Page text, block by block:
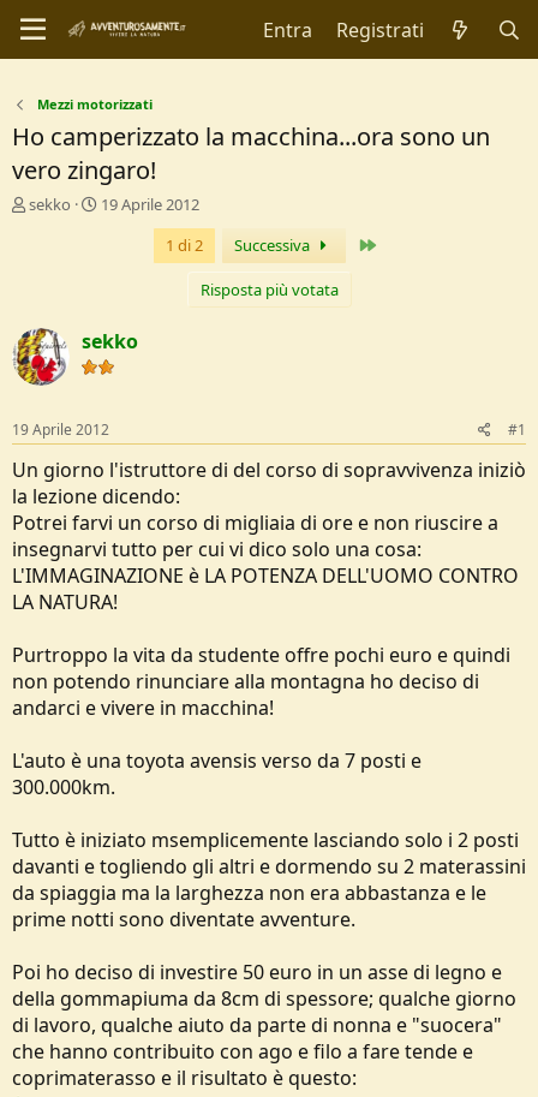
Entra Registrati
Mezzi motorizzati
Ho camperizzato la macchina...ora sono un
vero zingaro!
C
r
e
D
c
u
s
s
i
o
n
e
sekko
D
I
n
i
i
o
19 Aprile 2012
1 di 2
Successiva
Risposta più votata
sekko
19 Aprile 2012 #1
Un giorno l'istruttore di del corso di sopravvivenza iniziò
la lezione dicendo:
Potrei farvi un corso di migliaia di ore e non riuscire a
insegnarvi tutto per cui vi dico solo una cosa:
L'IMMAGINAZIONE è LA POTENZA DELL'UOMO CONTRO
LA NATURA!
Purtroppo la vita da studente offre pochi euro e quindi
non potendo rinunciare alla montagna ho deciso di
andarci e vivere in macchina!
L'auto è una toyota avensis verso da 7 posti e
300.000km.
Tutto è iniziato msemplicemente lasciando solo i 2 posti
davanti e togliendo gli altri e dormendo su 2 materassini
da spiaggia ma la larghezza non era abbastanza e le
prime notti sono diventate avventure.
Poi ho deciso di investire 50 euro in un asse di legno e
della gommapiuma da 8cm di spessore; qualche giorno
di lavoro, qualche aiuto da parte di nonna e "suocera"
che hanno contribuito con ago e filo a fare tende e
coprimaterasso e il risultato è questo: